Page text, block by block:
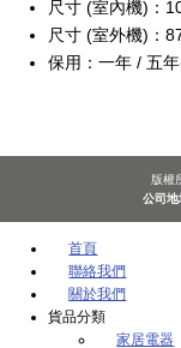
尺寸 (室內機)：
尺寸 (室外機)：
保用：一年 / 五
版權
公司
首頁
聯絡我們
關於我們
貨品分類
家居電器